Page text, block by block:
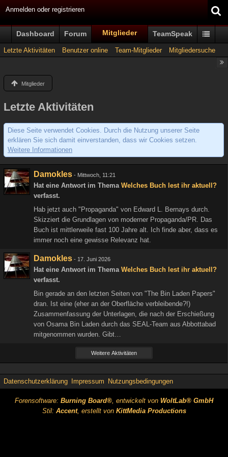
Anmelden oder registrieren
Dashboard Forum Mitglieder TeamSpeak
Letzte Aktivitäten Benutzer online Team-Mitglieder Mitgliedersuche
Mitglieder
Letzte Aktivitäten
Diese Seite verwendet Cookies. Durch die Nutzung unserer Seite
erklären Sie sich damit einverstanden, dass wir Cookies setzen.
Weitere Informationen
Damokles - Mittwoch, 11:21
Hat eine Antwort im Thema Welches Buch lest ihr aktuell?
verfasst.
Hab jetzt auch "Propaganda" von Edward L. Bernays durch.
Skizziert die Grundlagen von moderner Propaganda/PR. Das
Buch ist mittlerweile fast 100 Jahre alt. Ich finde aber, dass es
immer noch eine gewisse Relevanz hat.
Damokles - 17. Juni 2026
Hat eine Antwort im Thema Welches Buch lest ihr aktuell?
verfasst.
Bin gerade an den letzten Seiten von "The Bin Laden Papers"
dran. Ist eine (eher an der Oberfläche verbleibende?!)
Zusammenfassung der Unterlagen, die nach der Erschießung
von Osama Bin Laden durch das SEAL-Team aus Abbottabad
mitgenommen wurden. Gibt…
Weitere Aktivitäten
Datenschutzerklärung Impressum Nutzungsbedingungen
Forensoftware: Burning Board®, entwickelt von WoltLab® GmbH
Stil: Accent, erstellt von KittMedia Productions